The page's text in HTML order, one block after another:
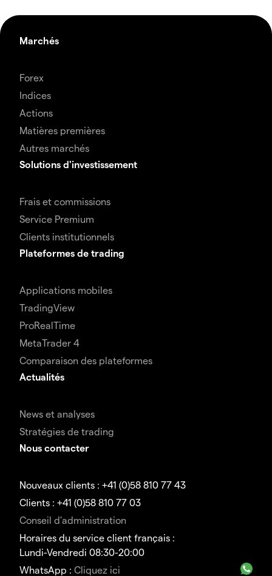
Marchés
Forex
Indices
Actions
Matières premières
Autres marchés
Solutions d'investissement
Frais et commissions
Service Premium
Clients institutionnels
Plateformes de trading
Applications mobiles
TradingView
ProRealTime
MetaTrader 4
Comparaison des plateformes
Actualités
News et analyses
Stratégies de trading
Nous contacter
Nouveaux clients : +41 (0)58 810 77 43
Clients : +41 (0)58 810 77 03
Conseil d'administration
Horaires du service client français :
Lundi-Vendredi 08:30-20:00
WhatsApp : Cliquez ici